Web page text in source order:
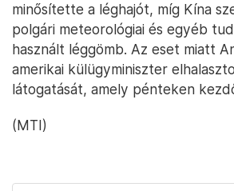
minősítette a léghajót, míg Kína
polgári meteorológiai és egyéb
használt léggömb. Az eset miatt
amerikai külügyminiszter
látogatását, amely pénteken
(MTI)